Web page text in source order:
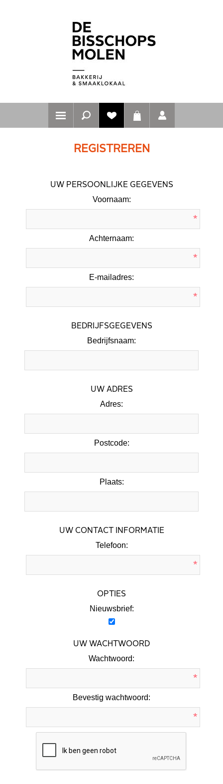
REGISTREREN
UW PERSOONLIJKE GEGEVENS
Voornaam:
*
Achternaam:
*
E-mailadres:
*
BEDRIJFSGEGEVENS
Bedrijfsnaam:
UW ADRES
Adres:
Postcode:
Plaats:
UW CONTACT INFORMATIE
Telefoon:
*
OPTIES
Nieuwsbrief:
UW WACHTWOORD
Wachtwoord:
*
Bevestig wachtwoord:
*